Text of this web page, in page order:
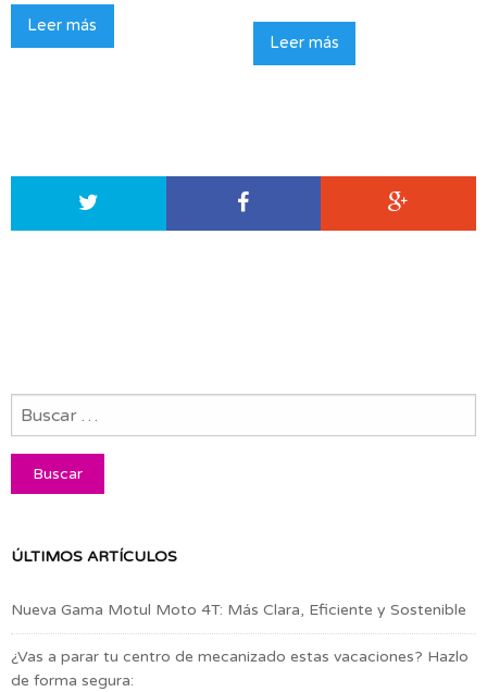
Leer más
Leer más
ÚLTIMOS ARTÍCULOS
Nueva Gama Motul Moto 4T: Más Clara, Eficiente y Sostenible
¿Vas a parar tu centro de mecanizado estas vacaciones? Hazlo
de forma segura: